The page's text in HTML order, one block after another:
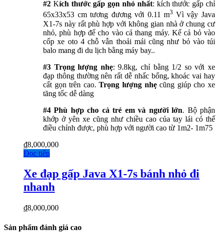
#2 Kích thước gấp gọn nhỏ nhất: kích thước gấp chỉ
65x33x53 cm tương đương với 0.11 m3 Vì vậy Java
X1-7s này rất phù hợp với không gian nhà ở chung cư
nhỏ, phù hợp để cho vào cả thang máy. Kể cả bỏ vào
cốp xe oto 4 chỗ vẫn thoải mái cũng như bỏ vào túi
balo mang đi du lịch bằng máy bay..
#3 Trọng lượng nhẹ: 9.8kg, chỉ bằng 1/2 so với xe
đạp thông thường nên rất dễ nhấc bổng, khoác vai hay
cất gọn trên cao.Trọng lượng nhẹcũng giúp cho xe
tăng tốc dễ dàng
#4 Phù hợp cho cả trẻ em và người lớn. Bộ phận
khớp ở yên xe cũng như chiều cao của tay lái có thể
điều chỉnh được, phù hợp với người cao từ 1m2- 1m75
₫8,000,000
Đọc tiếp
Xe đạp gấp Java X1-7s bánh nhỏ đi
nhanh
₫8,000,000
Sản phẩm đánh giá cao